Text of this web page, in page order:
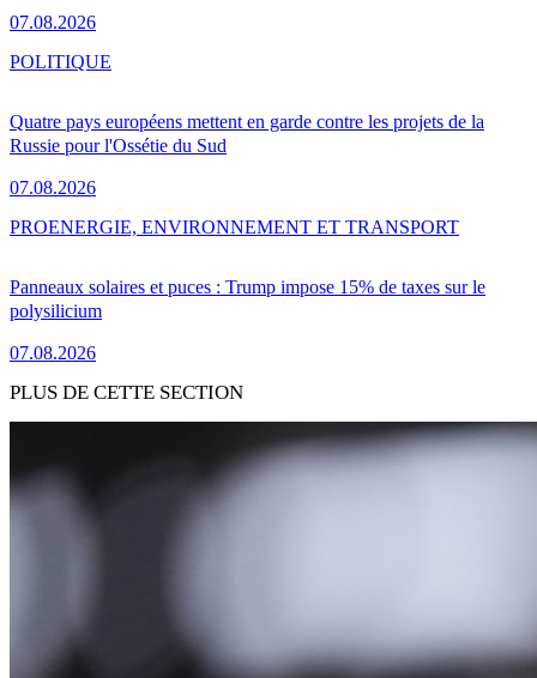
07.08.2026
Quatre pays européens mettent en garde contre les projets de la
Russie pour l'Ossétie du Sud
07.08.2026
POLITIQUE
Panneaux solaires et puces : Trump impose 15% de taxes sur le
polysilicium
07.08.2026
PROENERGIE, ENVIRONNEMENT ET TRANSPORT
PLUS DE CETTE SECTION